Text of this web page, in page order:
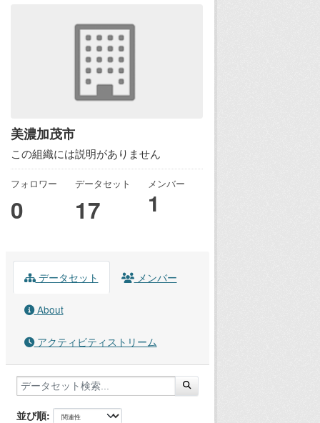
美濃加茂市
この組織には説明がありません
フォロワー
0
データセット
17
メンバー
1
データセット メンバー
About
アクティビティストリーム
並び順